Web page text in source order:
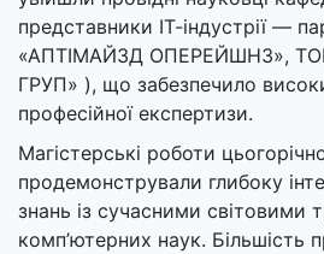
представники ІТ-індустрії —
«АПТІМАЙЗД ОПЕРЕЙШНЗ»,
ГРУП» ), що забезпечило
професійної експертизи.
Магістерські роботи
продемонстрували глибоку
знань із сучасними світовими
комп’ютерних наук. Більшість